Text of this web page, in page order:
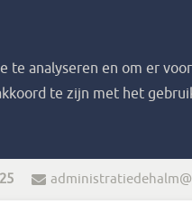
te analyseren en om er
te zijn met het